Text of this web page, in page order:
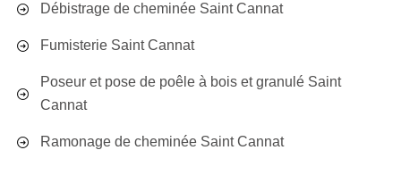
Débistrage de cheminée Saint Cannat
Fumisterie Saint Cannat
Poseur et pose de poêle à bois et granulé Saint
Cannat
Ramonage de cheminée Saint Cannat